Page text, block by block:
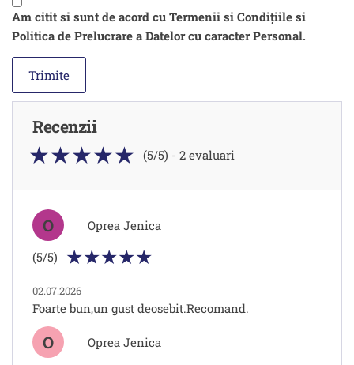
Am citit si sunt de acord cu Termenii si Condițiile si
Politica de Prelucrare a Datelor cu caracter Personal.
Recenzii
(5/5) - 2 evaluari
O
Oprea Jenica
(5/5)
02.07.2026
Foarte bun,un gust deosebit.Recomand.
O
Oprea Jenica